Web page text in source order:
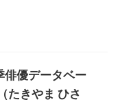
俳優データベー
たきやま ひさ